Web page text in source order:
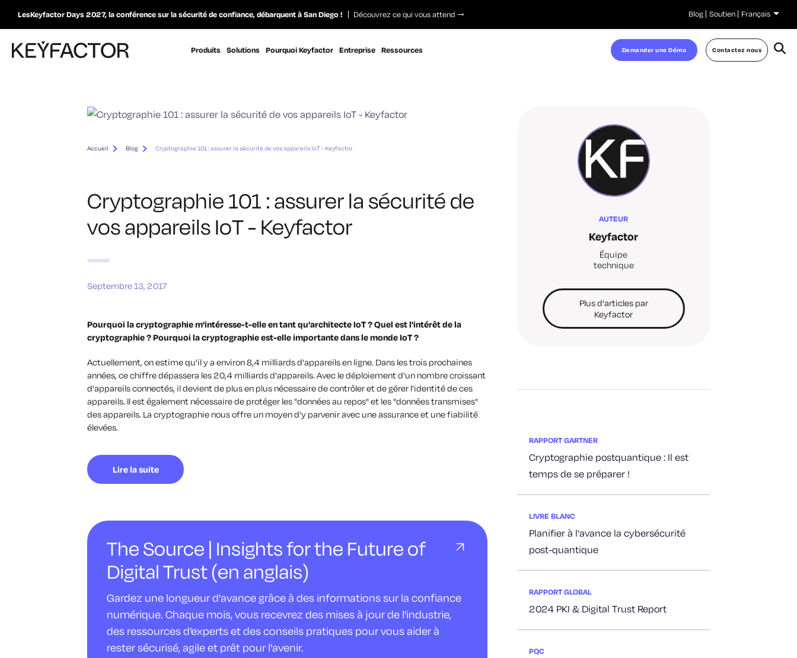
LesKeyfactor Days 2027, la conférence sur la sécurité de confiance, débarquent à San Diego ! Découvrez ce qui vous attend Blog Soutien Français
Produits Solutions Pourquoi Keyfactor Entreprise Ressources Demander une Démo Contactez nous
Accueil Blog Cryptographie 101 : assurer la sécurité de vos appareils IoT - Keyfactor
Cryptographie 101 : assurer la sécurité de
vos appareils IoT - Keyfactor
Septembre 13, 2017
Pourquoi la cryptographie m'intéresse-t-elle en tant qu'architecte IoT ? Quel est l'intérêt de la
cryptographie ? Pourquoi la cryptographie est-elle importante dans le monde IoT ?
Actuellement, on estime qu'il y a environ 8,4 milliards d'appareils en ligne. Dans les trois prochaines
années, ce chiffre dépassera les 20,4 milliards d'appareils. Avec le déploiement d'un nombre croissant
d'appareils connectés, il devient de plus en plus nécessaire de contrôler et de gérer l'identité de ces
appareils. Il est également nécessaire de protéger les "données au repos" et les "données transmises"
des appareils. La cryptographie nous offre un moyen d'y parvenir avec une assurance et une fiabilité
élevées.
Lire la suite
The Source | Insights for the Future of
Digital Trust (en anglais)
Gardez une longueur d'avance grâce à des informations sur la confiance
numérique. Chaque mois, vous recevrez des mises à jour de l'industrie,
des ressources d'experts et des conseils pratiques pour vous aider à
rester sécurisé, agile et prêt pour l'avenir.
AUTEUR
Keyfactor
Équipe
technique
Plus d'articles par
Keyfactor
RAPPORT GARTNER
Cryptographie postquantique : Il est
temps de se préparer !
LIVRE BLANC
Planifier à l'avance la cybersécurité
post-quantique
RAPPORT GLOBAL
2024 PKI & Digital Trust Report
PQC